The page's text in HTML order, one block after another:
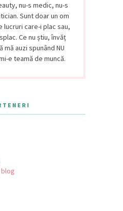
nu-s medic, nu-s
Sunt doar un om
care-i plac sau,
Ce nu știu, învăț
mă auzi spunând NU
e teamă de muncă.